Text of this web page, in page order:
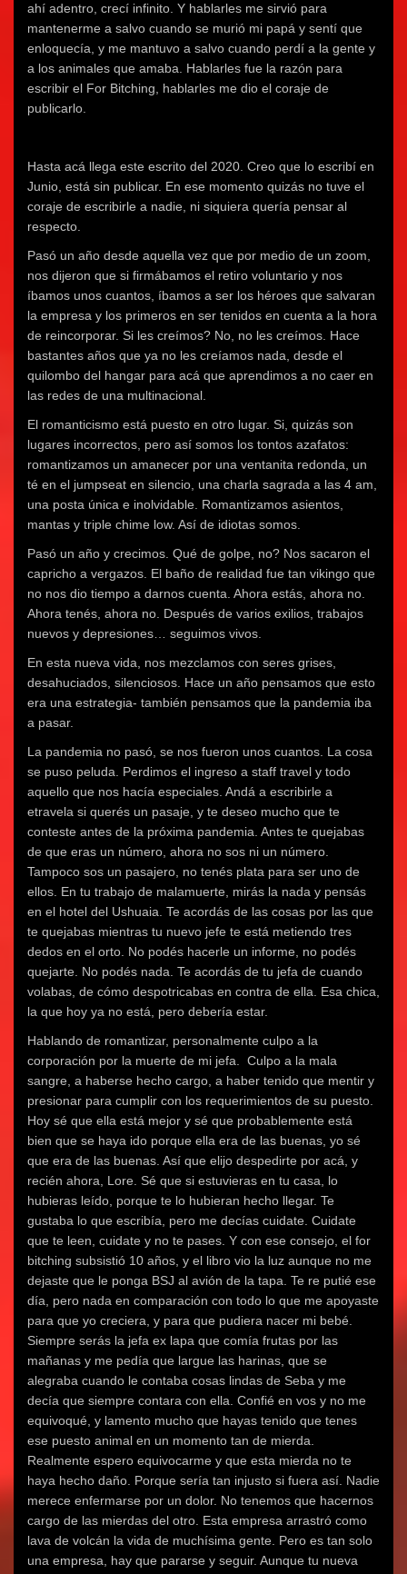
ahí adentro, crecí infinito. Y hablarles me sirvió para
mantenerme a salvo cuando se murió mi papá y sentí que
enloquecía, y me mantuvo a salvo cuando perdí a la gente y
a los animales que amaba. Hablarles fue la razón para
escribir el For Bitching, hablarles me dio el coraje de
publicarlo.
Hasta acá llega este escrito del 2020. Creo que lo escribí en
Junio, está sin publicar. En ese momento quizás no tuve el
coraje de escribirle a nadie, ni siquiera quería pensar al
respecto.
Pasó un año desde aquella vez que por medio de un zoom,
nos dijeron que si firmábamos el retiro voluntario y nos
íbamos unos cuantos, íbamos a ser los héroes que salvaran
la empresa y los primeros en ser tenidos en cuenta a la hora
de reincorporar. Si les creímos? No, no les creímos. Hace
bastantes años que ya no les creíamos nada, desde el
quilombo del hangar para acá que aprendimos a no caer en
las redes de una multinacional.
El romanticismo está puesto en otro lugar. Si, quizás son
lugares incorrectos, pero así somos los tontos azafatos:
romantizamos un amanecer por una ventanita redonda, un
té en el jumpseat en silencio, una charla sagrada a las 4 am,
una posta única e inolvidable. Romantizamos asientos,
mantas y triple chime low. Así de idiotas somos.
Pasó un año y crecimos. Qué de golpe, no? Nos sacaron el
capricho a vergazos. El baño de realidad fue tan vikingo que
no nos dio tiempo a darnos cuenta. Ahora estás, ahora no.
Ahora tenés, ahora no. Después de varios exilios, trabajos
nuevos y depresiones… seguimos vivos.
En esta nueva vida, nos mezclamos con seres grises,
desahuciados, silenciosos. Hace un año pensamos que esto
era una estrategia- también pensamos que la pandemia iba
a pasar.
La pandemia no pasó, se nos fueron unos cuantos. La cosa
se puso peluda. Perdimos el ingreso a staff travel y todo
aquello que nos hacía especiales. Andá a escribirle a
etravela si querés un pasaje, y te deseo mucho que te
conteste antes de la próxima pandemia. Antes te quejabas
de que eras un número, ahora no sos ni un número.
Tampoco sos un pasajero, no tenés plata para ser uno de
ellos. En tu trabajo de malamuerte, mirás la nada y pensás
en el hotel del Ushuaia. Te acordás de las cosas por las que
te quejabas mientras tu nuevo jefe te está metiendo tres
dedos en el orto. No podés hacerle un informe, no podés
quejarte. No podés nada. Te acordás de tu jefa de cuando
volabas, de cómo despotricabas en contra de ella. Esa chica,
la que hoy ya no está, pero debería estar.
Hablando de romantizar, personalmente culpo a la
corporación por la muerte de mi jefa. Culpo a la mala
sangre, a haberse hecho cargo, a haber tenido que mentir y
presionar para cumplir con los requerimientos de su puesto.
Hoy sé que ella está mejor y sé que probablemente está
bien que se haya ido porque ella era de las buenas, yo sé
que era de las buenas. Así que elijo despedirte por acá, y
recién ahora, Lore. Sé que si estuvieras en tu casa, lo
hubieras leído, porque te lo hubieran hecho llegar. Te
gustaba lo que escribía, pero me decías cuidate. Cuidate
que te leen, cuidate y no te pases. Y con ese consejo, el for
bitching subsistió 10 años, y el libro vio la luz aunque no me
dejaste que le ponga BSJ al avión de la tapa. Te re putié ese
día, pero nada en comparación con todo lo que me apoyaste
para que yo creciera, y para que pudiera nacer mi bebé.
Siempre serás la jefa ex lapa que comía frutas por las
mañanas y me pedía que largue las harinas, que se
alegraba cuando le contaba cosas lindas de Seba y me
decía que siempre contara con ella. Confié en vos y no me
equivoqué, y lamento mucho que hayas tenido que tenes
ese puesto animal en un momento tan de mierda.
Realmente espero equivocarme y que esta mierda no te
haya hecho daño. Porque sería tan injusto si fuera así. Nadie
merece enfermarse por un dolor. No tenemos que hacernos
cargo de las mierdas del otro. Esta empresa arrastró como
lava de volcán la vida de muchísima gente. Pero es tan solo
una empresa, hay que pararse y seguir. Aunque tu nueva